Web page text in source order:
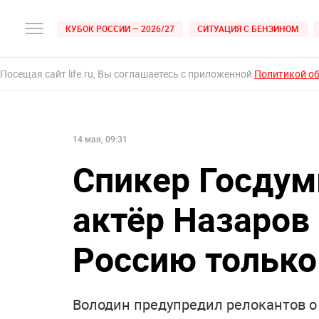
КУБОК РОССИИ — 2026/27 СИТУАЦИЯ С БЕНЗИНОМ
Посещая сайт life.ru, Вы соглашаетесь с приложенной Политикой
14 мая, 09:31
Спикер
актёр
Россию
Володин предупредил релокантов